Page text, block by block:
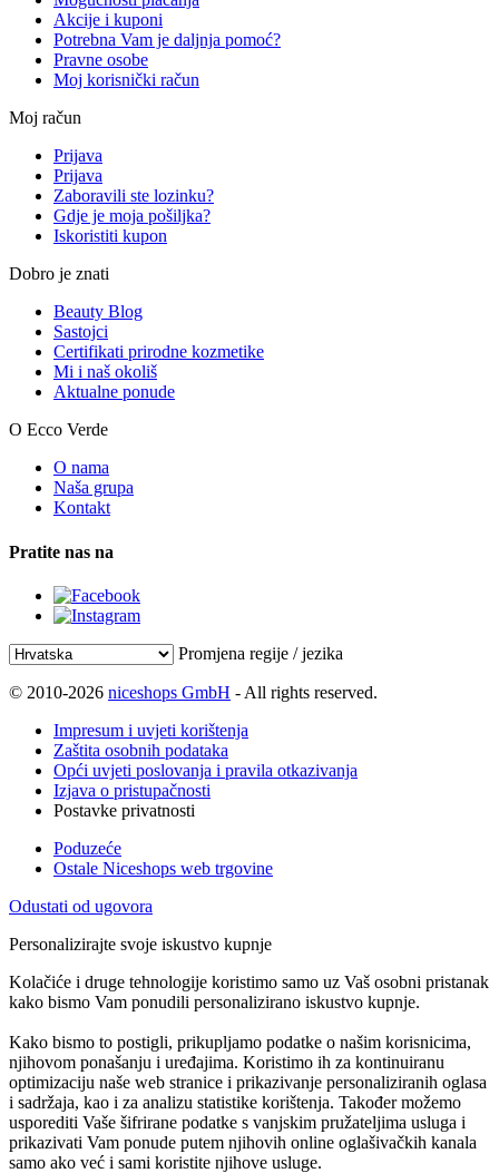
Akcije i kuponi
Potrebna Vam je daljnja pomoć?
Pravne osobe
Moj korisnički račun
Moj račun
Prijava
Prijava
Zaboravili ste lozinku?
Gdje je moja pošiljka?
Iskoristiti kupon
Dobro je znati
Beauty Blog
Sastojci
Certifikati prirodne kozmetike
Mi i naš okoliš
Aktualne ponude
O Ecco Verde
O nama
Naša grupa
Kontakt
Pratite nas na
Promjena regije / jezika
© 2010-2026 niceshops GmbH - All rights reserved.
Impresum i uvjeti korištenja
Zaštita osobnih podataka
Opći uvjeti poslovanja i pravila otkazivanja
Izjava o pristupačnosti
Postavke privatnosti
Poduzeće
Ostale Niceshops web trgovine
Odustati od ugovora
Personalizirajte svoje iskustvo kupnje
Kolačiće i druge tehnologije koristimo samo uz Vaš osobni pristanak
kako bismo Vam ponudili personalizirano iskustvo kupnje.
Kako bismo to postigli, prikupljamo podatke o našim korisnicima,
njihovom ponašanju i uređajima. Koristimo ih za kontinuiranu
optimizaciju naše web stranice i prikazivanje personaliziranih oglasa
i sadržaja, kao i za analizu statistike korištenja. Također možemo
usporediti Vaše šifrirane podatke s vanjskim pružateljima usluga i
prikazivati Vam ponude putem njihovih online oglašivačkih kanala
samo ako već i sami koristite njihove usluge.